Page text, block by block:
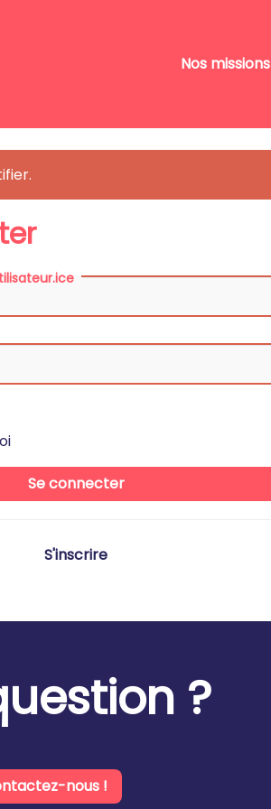
Nos missions
Se connecter
S'inscrire
?
nous !